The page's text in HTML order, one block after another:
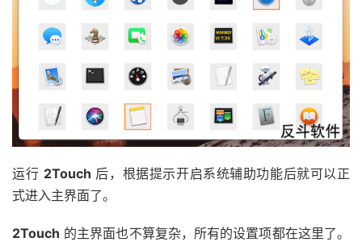
运行 2Touch 后，根据提示开启系统辅助功能后就可以正
式进入主界面了。
2Touch 的主界面也不算复杂，所有的设置项都在这里了。